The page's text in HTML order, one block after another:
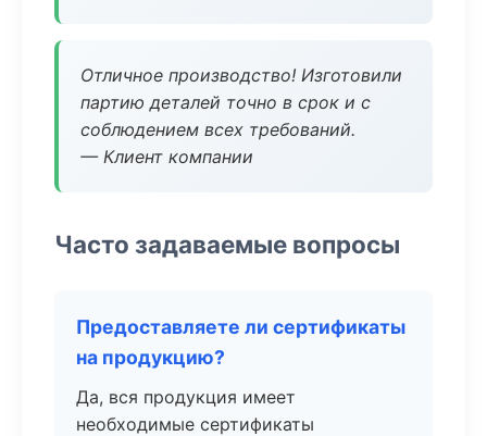
Отличное производство! Изготовили
партию деталей точно в срок и с
соблюдением всех требований.
— Клиент компании
Часто задаваемые вопросы
Предоставляете ли сертификаты
на продукцию?
Да, вся продукция имеет
необходимые сертификаты